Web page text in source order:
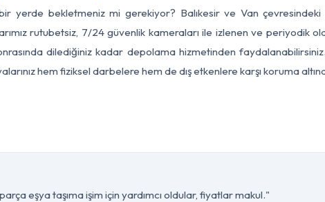
bir yerde bekletmeniz mi gerekiyor? Balıkesir ve Van
rutubetsiz, 7/24 güvenlik kameraları ile izlenen ve periyodik
dilediğiniz kadar depolama hizmetinden
hem fiziksel darbelere hem de dış etkenlere karşı koruma
eşya taşıma işim için yardımcı oldular, fiyatlar makul."